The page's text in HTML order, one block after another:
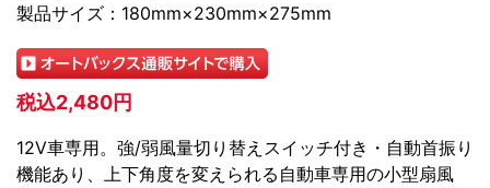
製品サイズ：180mm×230mm×275mm
税込2,480円
12V車専用。強/弱風量切り替えスイッチ付き・自動首振り
機能あり、上下角度を変えられる自動車専用の小型扇風